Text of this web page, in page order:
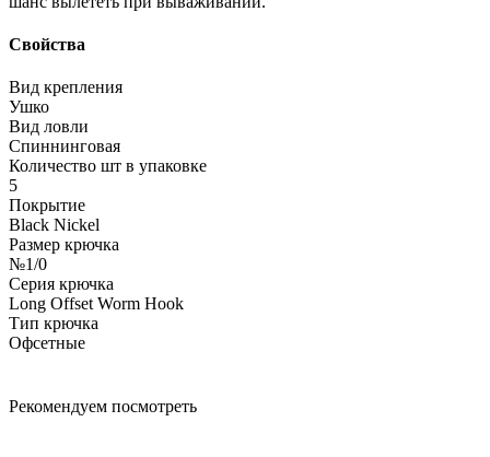
Свойства
Вид крепления
Ушко
Вид ловли
Спиннинговая
Количество шт в упаковке
5
Покрытие
Black Nickel
Размер крючка
№1/0
Серия крючка
Long Offset Worm Hook
Тип крючка
Офсетные
Рекомендуем посмотреть